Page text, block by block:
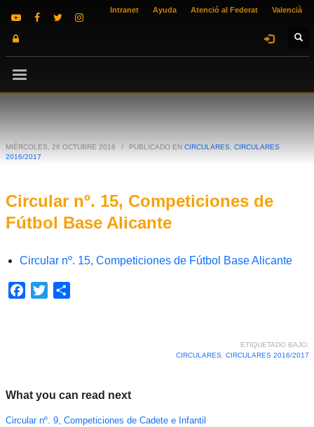
Intranet Ayuda Atenció al Federat Valencià
MIÉRCOLES, 26 OCTUBRE 2016 / PUBLICADO EN CIRCULARES
CIRCULARES
2016/2017
Circular nº. 15, Competiciones de
Fútbol Base Alicante
Circular nº. 15, Competiciones de Fútbol Base Alicante
Facebook
Twitter
ETIQUETADO BAJO:
CIRCULARES, CIRCULARES 2016/2017
What you can read next
Circular nº. 9, Competiciones de Cadete e Infantil